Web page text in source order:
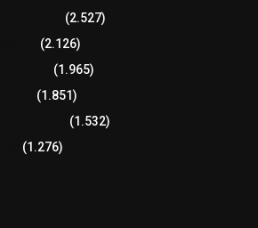
(2.527)
(2.126)
(1.965)
(1.851)
(1.532)
(1.276)